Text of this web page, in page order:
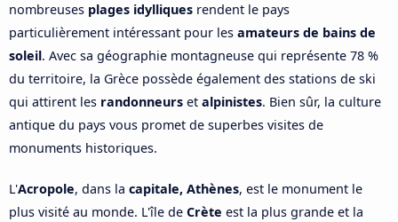
nombreuses plages idylliques rendent le pays
particulièrement intéressant pour les amateurs de bains de
soleil. Avec sa géographie montagneuse qui représente 78 %
du territoire, la Grèce possède également des stations de ski
qui attirent les randonneurs et alpinistes. Bien sûr, la culture
antique du pays vous promet de superbes visites de
monuments historiques.
L'Acropole, dans la capitale, Athènes, est le monument le
plus visité au monde. L'île de Crète est la plus grande et la